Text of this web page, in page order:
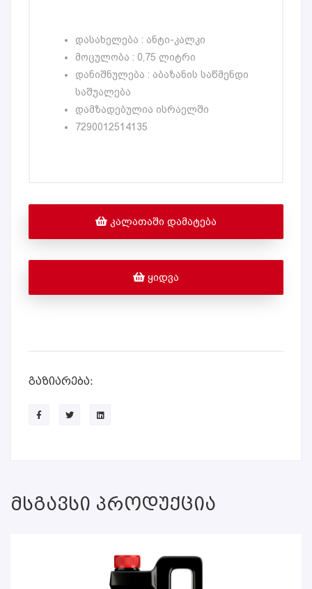
დასახელება : ანტი-კალკი
მოცულობა : 0,75 ლიტრი
დანიშნულება : აბაზანის საწმენდი
საშუალება
დამზადებულია ისრაელში
7290012514135
ᲙᲐᲚᲐᲗᲐᲨᲘ ᲓᲐᲛᲐᲢᲔᲑᲐ
ᲧᲘᲓᲕᲐ
გაზიარება:
Მსგავსი Პროდუქცია